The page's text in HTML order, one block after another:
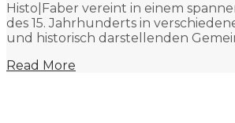
Histo|Faber vereint in einem
des 15. Jahrhunderts in
und historisch darstellenden
Read More